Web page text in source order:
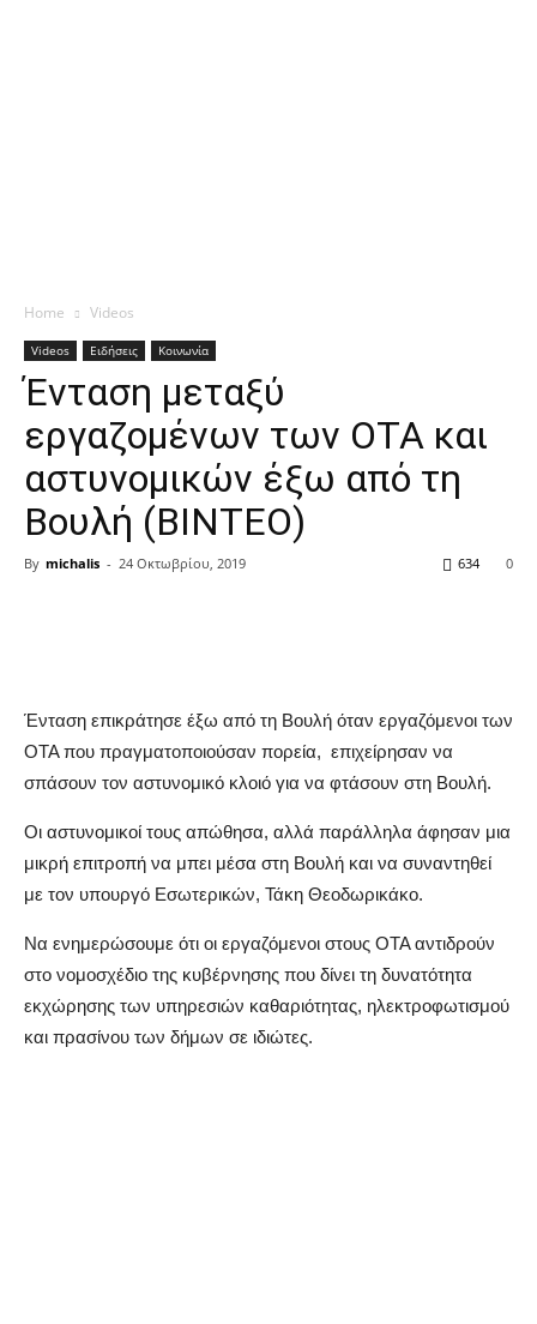
Home Videos
Videos Ειδήσεις Κοινωνία
Ένταση μεταξύ
εργαζομένων των ΟΤΑ και
αστυνομικών έξω από τη
Βουλή (ΒΙΝΤΕΟ)
By michalis - 24 Οκτωβρίου, 2019 0
634
Ένταση επικράτησε έξω από τη Βουλή όταν εργαζόμενοι των
ΟΤΑ που πραγματοποιούσαν πορεία, επιχείρησαν να
σπάσουν τον αστυνομικό κλοιό για να φτάσουν στη Βουλή.
Οι αστυνομικοί τους απώθησα, αλλά παράλληλα άφησαν μια
μικρή επιτροπή να μπει μέσα στη Βουλή και να συναντηθεί
με τον υπουργό Εσωτερικών, Τάκη Θεοδωρικάκο.
Να ενημερώσουμε ότι οι εργαζόμενοι στους ΟΤΑ αντιδρούν
στο νομοσχέδιο της κυβέρνησης που δίνει τη δυνατότητα
εκχώρησης των υπηρεσιών καθαριότητας, ηλεκτροφωτισμού
και πρασίνου των δήμων σε ιδιώτες.